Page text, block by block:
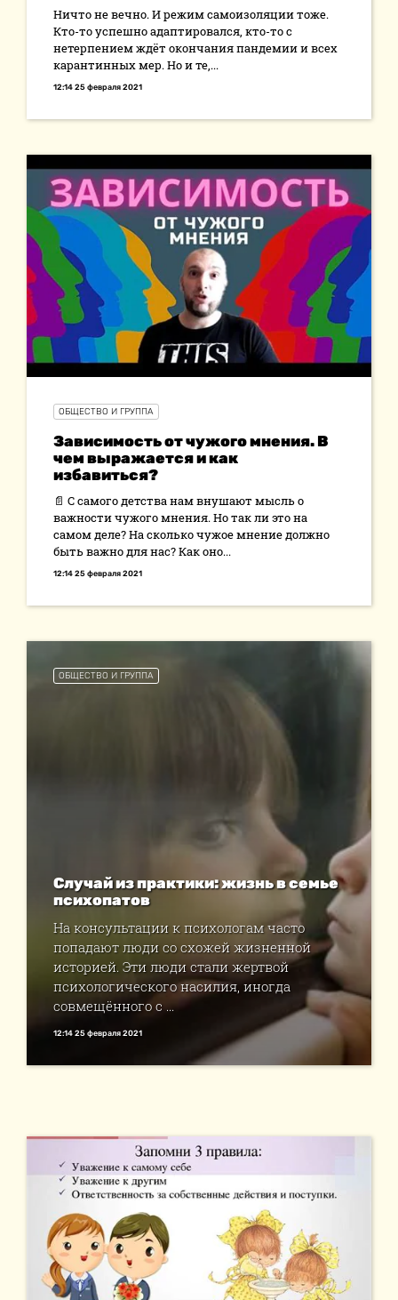
Ничто не вечно. И режим самоизоляции тоже.
Кто-то успешно адаптировался, кто-то с
нетерпением ждёт окончания пандемии и всех
карантинных мер. Но и те,...
12:14 25 февраля 2021
ОБЩЕСТВО И ГРУППА
Зависимость от чужого мнения. В
чем выражается и как
избавиться?
📄 С самого детства нам внушают мысль о
важности чужого мнения. Но так ли это на
самом деле? На сколько чужое мнение должно
быть важно для нас? Как оно...
12:14 25 февраля 2021
ОБЩЕСТВО И ГРУППА
Случай из практики: жизнь в семье
психопатов
На консультации к психологам часто
попадают люди со схожей жизненной
историей. Эти люди стали жертвой
психологического насилия, иногда
совмещённого с ...
12:14 25 февраля 2021